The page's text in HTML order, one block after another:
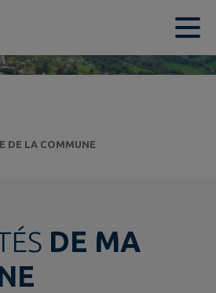
DE LA COMMUNE
DE MA